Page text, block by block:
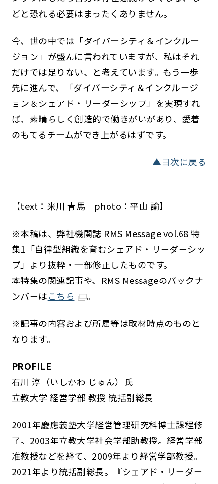
どと恐れる必要はまったくありません。
今、世の中では「ダイバーシティ＆インクルー
ジョン」が盛んに言われていますが、私はそれ
だけでは足りない、と考えています。もう一歩
先に進んで、「ダイバーシティ＆インクルージ
ョン＆シェアド・リーダーシップ」を実現すれ
ば、素晴らしく創造的で働きがいがあり、愛着
のもてるチームができ上がるはずです。
▲目次に戻る
【text：米川 青馬 photo：平山 諭】
※本稿は、弊社機関誌 RMS Message vol.68 特
集1「自律型組織を育むシェアド・リーダーシッ
プ」より抜粋・一部修正したものです。
本特集の関連記事や、RMS Messageのバックナ
ンバーはこちら 。
※記事の内容および所属等は取材時点のものと
なります。
PROFILE
石川 淳（いしかわ じゅん）氏
立教大学 経営学部 教授 統括副総長
2001年慶應義塾大学経営管理研究科博士課程修
了。2003年立教大学社会学部助教授。経営学部
准教授などを経て、2009年より経営学部教授。
2021年より統括副総長。『シェアド・リーダー